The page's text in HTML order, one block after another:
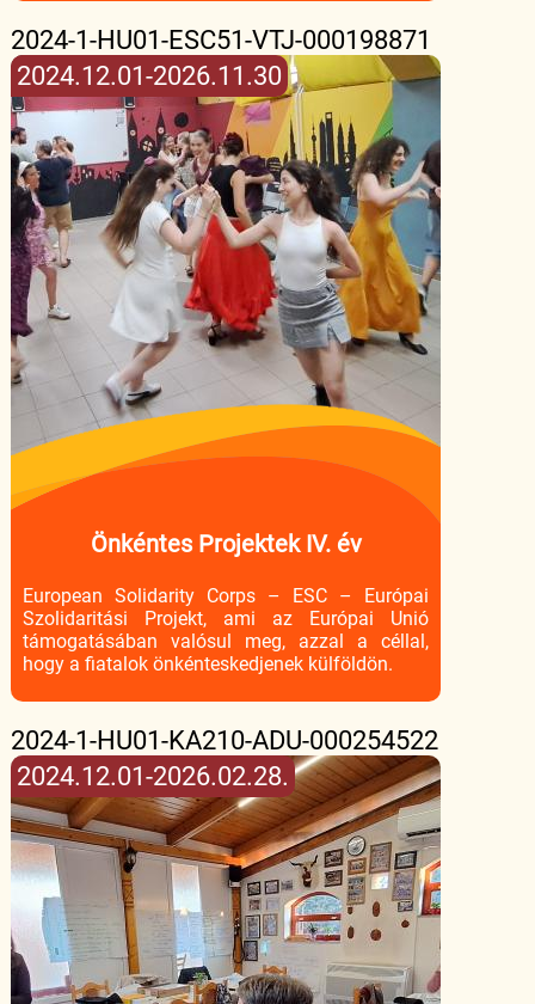
2024-1-HU01-ESC51-VTJ-000198871
2024.12.01-2026.11.30
Önkéntes Projektek IV. év
European Solidarity Corps – ESC – Európai
Szolidaritási Projekt, ami az Európai Unió
támogatásában valósul meg, azzal a céllal,
hogy a fiatalok önkénteskedjenek külföldön.
2024-1-HU01-KA210-ADU-000254522
2024.12.01-2026.02.28.